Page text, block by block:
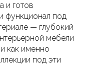
и готов
функционал под
— глубокий
мебели
как именно
под эти